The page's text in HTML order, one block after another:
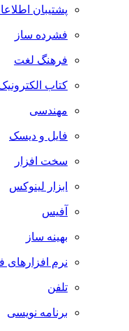
پشتیبان
فشرده ساز
فرهنگ لغت
کتاب
مهندسی
فایل و دیسک
سخت افزار
ابزار لینوکس
آفیس
بهینه ساز
نرم افزارهای
تلفن
برنامه نویسی